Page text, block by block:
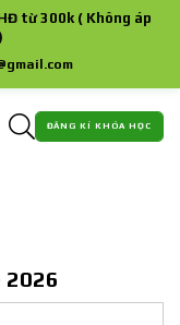
từ 300k ( Không áp
ĐĂNG KÍ KHÓA HỌC
2026